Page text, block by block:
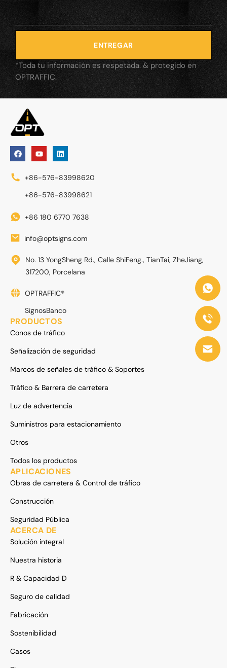
ENTREGAR
*Toda tu información es respetada. & protegido en
OPTRAFFIC.
+86-576-83998620
+86-576-83998621
+86 180 6770 7638
info@optsigns.com
No. 13 YongSheng Rd., Calle ShiFeng., TianTai, ZheJiang,
317200, Porcelana
OPTRAFFIC®
SignosBanco
PRODUCTOS
Conos de tráfico
Señalización de seguridad
Marcos de señales de tráfico & Soportes
Tráfico & Barrera de carretera
Luz de advertencia
Suministros para estacionamiento
Otros
Todos los productos
APLICACIONES
Obras de carretera & Control de tráfico
Construcción
Seguridad Pública
ACERCA DE
Solución integral
Nuestra historia
R & Capacidad D
Seguro de calidad
Fabricación
Sostenibilidad
Casos